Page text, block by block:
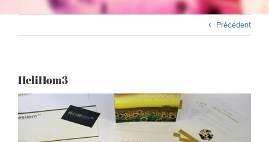
Précédent
HeliHom3